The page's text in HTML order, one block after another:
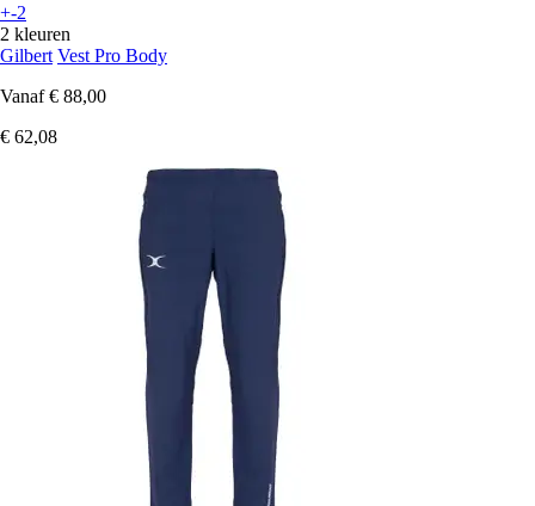
+-2
2 kleuren
Gilbert Vest Pro Body
Vanaf € 88,00
€ 62,08